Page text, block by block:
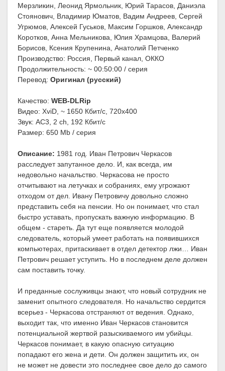
Мерзликин, Леонид Ярмольник, Юрий Тарасов, Даниэла
Стоянович, Владимир Юматов, Вадим Андреев, Сергей
Угрюмов, Алексей Гуськов, Максим Горшков, Александр
Коротков, Анна Мельникова, Юлия Храмцова, Валерий
Борисов, Ксения Крупенина, Анатолий Петченко
Производство: Россия, Первый канал, ОККО
Продолжительность: ~ 00:50:00 / серия
Перевод: Оригинал (русский)
Качество: WEB-DLRip
Видео: XviD, ~ 1650 Кбит/с, 720x400
Звук: AC3, 2 ch, 192 Кбит/с
Размер: 650 Mb / серия
Описание: 1981 год. Иван Петрович Черкасов
расследует запутанное дело. И, как всегда, им
недовольно начальство. Черкасова не просто
отчитывают на летучках и собраниях, ему угрожают
отходом от дел. Ивану Петровичу довольно сложно
представить себя на пенсии. Но он понимает, что стал
быстро уставать, пропускать важную информацию. В
общем - стареть. Да тут еще появляется молодой
следователь, который умеет работать на появившихся
компьютерах, притаскивает в отдел детектор лжи… Иван
Петрович решает уступить. Но в последнем деле должен
сам поставить точку.
И преданные сослуживцы знают, что новый сотрудник не
заменит опытного следователя. Но начальство сердится
всерьез - Черкасова отстраняют от ведения. Однако,
выходит так, что именно Иван Черкасов становится
потенциальной жертвой разыскиваемого им убийцы.
Черкасов понимает, в какую опасную ситуацию
попадают его жена и дети. Он должен защитить их, он
не может не довести это последнее свое дело до самого